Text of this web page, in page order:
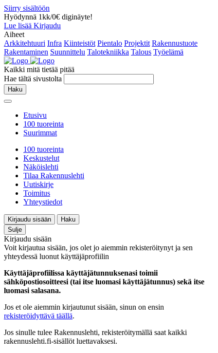
Siirry sisältöön
Hyödynnä 1kk/0€ diginäyte!
Lue lisää Kirjaudu
Aiheet
Arkkitehtuuri Infra Kiinteistöt Pientalo Projektit Rakennustuote
Rakentaminen Suunnittelu Talotekniikka Talous Työelämä
Kaikki mitä tietää pitää
Hae tältä sivustolta
Haku
Etusivu
100 tuoreinta
Suurimmat
100 tuoreinta
Keskustelut
Näköislehti
Tilaa Rakennuslehti
Uutiskirje
Toimitus
Yhteystiedot
Kirjaudu sisään
Haku
Sulje
Kirjaudu sisään
Voit kirjautua sisään, jos olet jo aiemmin rekisteröitynyt ja sen
yhteydessä luonut käyttäjäprofiilin
Käyttäjäprofiilissa käyttäjätunnuksenasi toimii
sähköpostiosoitteesi (tai itse luomasi käyttäjätunnus) sekä itse
luomasi salasana.
Jos et ole aiemmin kirjautunut sisään, sinun on ensin
rekisteröidyttävä täällä.
Jos sinulle tulee Rakennuslehti, rekisteröitymällä saat kaikki
rakennuslehti.fi-sisällöt luettavaksesi.